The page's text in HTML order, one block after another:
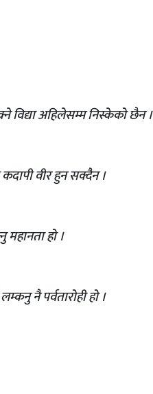
अहिलेसम्म निस्केको छैन ।
वीर हुन सक्दैन ।
हो ।
नै पर्वतारोही हो ।